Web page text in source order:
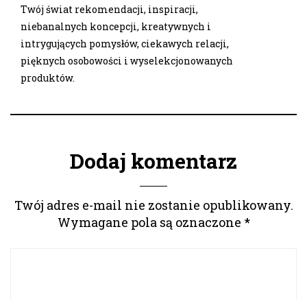
Twój świat rekomendacji, inspiracji,
niebanalnych koncepcji, kreatywnych i
intrygujących pomysłów, ciekawych relacji,
pięknych osobowości i wyselekcjonowanych
produktów.
Dodaj komentarz
Twój adres e-mail nie zostanie opublikowany.
Wymagane pola są oznaczone *